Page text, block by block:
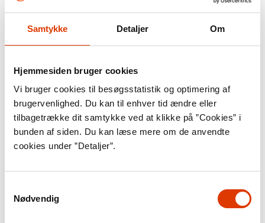
Samtykke Detaljer Om
Hjemmesiden bruger cookies
Vi bruger cookies til besøgsstatistik og optimering af
brugervenlighed. Du kan til enhver tid ændre eller
tilbagetrække dit samtykke ved at klikke på ”Cookies” i
bunden af siden. Du kan læse mere om de anvendte
cookies under ”Detaljer”.
Nødvendig
skete ved, at protestantiske
kirkesamfund brød med Paven i
Rom.
Kunsten blomstrer: Kulturelt var
Renæssancen en meget frugtbar
tid for en række kunstarter. Det
gjaldt både for billedkunst,
litteratur, portrætmalerkunst,
bygningskunsten. Alle disse
kunstarter trak på inspiration fra